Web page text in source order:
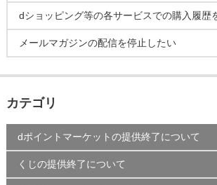
dショッピング等の各サービスでの購入履歴
メールマガジンの配信を停止したい
カテゴリ
dポイントマーケットの提供終了について
くじの提供終了について